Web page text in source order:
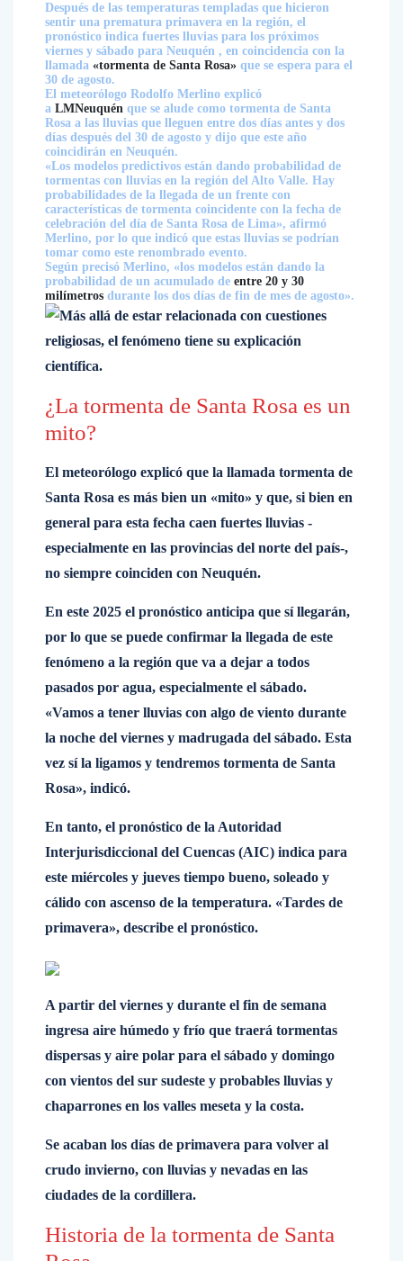
Después de las temperaturas templadas que hicieron
sentir una prematura primavera en la región, el
pronóstico indica fuertes lluvias para los próximos
viernes y sábado para Neuquén , en coincidencia con la
llamada «tormenta de Santa Rosa» que se espera para el
30 de agosto.
El meteorólogo Rodolfo Merlino explicó
a LMNeuquén que se alude como tormenta de Santa
Rosa a las lluvias que lleguen entre dos días antes y dos
días después del 30 de agosto y dijo que este año
coincidirán en Neuquén.
«Los modelos predictivos están dando probabilidad de
tormentas con lluvias en la región del Alto Valle. Hay
probabilidades de la llegada de un frente con
características de tormenta coincidente con la fecha de
celebración del día de Santa Rosa de Lima», afirmó
Merlino, por lo que indicó que estas lluvias se podrían
tomar como este renombrado evento.
Según precisó Merlino, «los modelos están dando la
probabilidad de un acumulado de entre 20 y 30
milímetros durante los dos días de fin de mes de agosto».
¿La tormenta de Santa Rosa es un
mito?
El meteorólogo explicó que la llamada tormenta de
Santa Rosa es más bien un «mito» y que, si bien en
general para esta fecha caen fuertes lluvias -
especialmente en las provincias del norte del país-,
no siempre coinciden con Neuquén.
En este 2025 el pronóstico anticipa que sí llegarán,
por lo que se puede confirmar la llegada de este
fenómeno a la región que va a dejar a todos
pasados por agua, especialmente el sábado.
«Vamos a tener lluvias con algo de viento durante
la noche del viernes y madrugada del sábado. Esta
vez sí la ligamos y tendremos tormenta de Santa
Rosa», indicó.
En tanto, el pronóstico de la Autoridad
Interjurisdiccional del Cuencas (AIC) indica para
este miércoles y jueves tiempo bueno, soleado y
cálido con ascenso de la temperatura. «Tardes de
primavera», describe el pronóstico.
A partir del viernes y durante el fin de semana
ingresa aire húmedo y frío que traerá tormentas
dispersas y aire polar para el sábado y domingo
con vientos del sur sudeste y probables lluvias y
chaparrones en los valles meseta y la costa.
Se acaban los días de primavera para volver al
crudo invierno, con lluvias y nevadas en las
ciudades de la cordillera.
Historia de la tormenta de Santa